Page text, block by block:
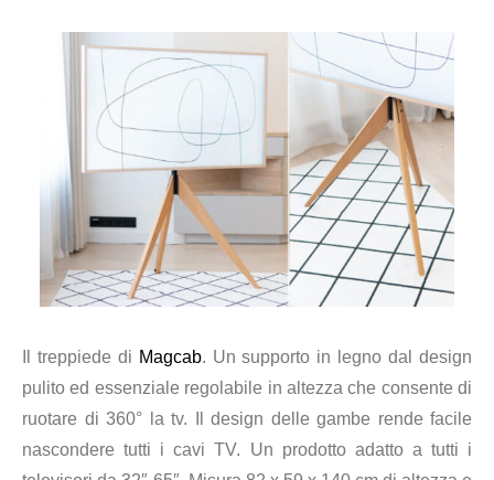
Il treppiede di Magcab. Un supporto in legno dal design
pulito ed essenziale regolabile in altezza che consente di
ruotare di 360° la tv. I
l design delle gambe rende facile
nascondere tutti i cavi TV. Un prodotto adattoa tutti i